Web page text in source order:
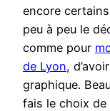
encore
peu à peu le
comme pour
de Lyon,
graphique.
fais le choix de